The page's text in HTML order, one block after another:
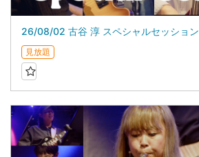
26/08/02 古谷 淳 スペシャルセッション
見放題